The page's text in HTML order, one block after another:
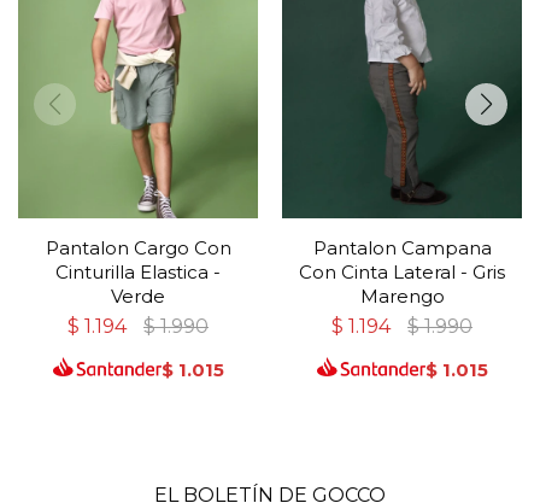
Pantalon Cargo Con
Cinturilla Elastica -
Verde
$ 1.194 $ 1.990
$ 1.015
Pantalon Campana
Con Cinta Lateral - Gris
Marengo
$ 1.194 $ 1.990
$ 1.015
EL BOLETÍN DE GOCCO